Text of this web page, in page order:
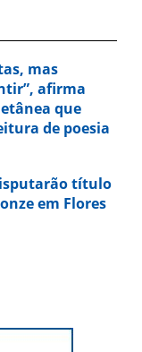
mas
afirma
que
de poesia
título
em Flores